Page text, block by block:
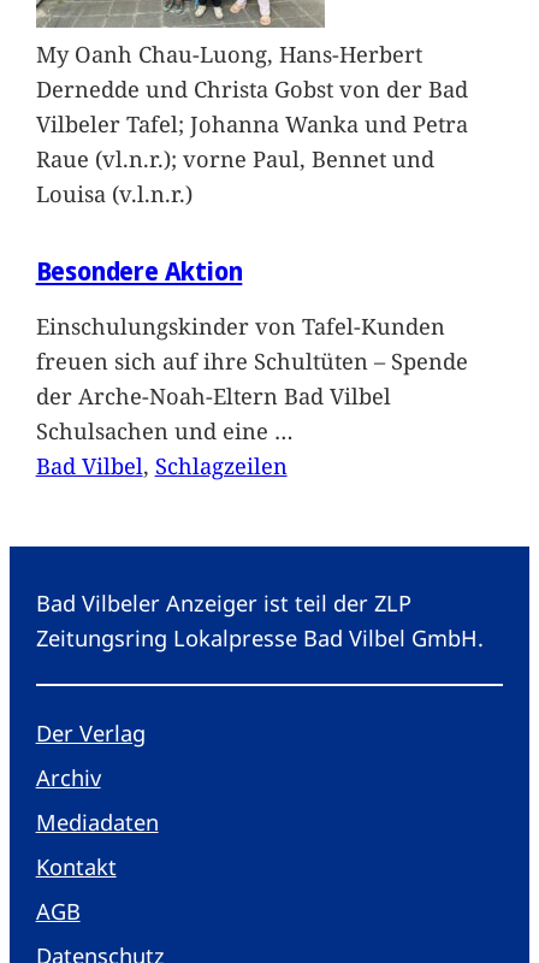
My Oanh Chau-Luong, Hans-Herbert
Dernedde und Christa Gobst von der Bad
Vilbeler Tafel; Johanna Wanka und Petra
Raue (vl.n.r.); vorne Paul, Bennet und
Louisa (v.l.n.r.)
Besondere Aktion
Einschulungskinder von Tafel-Kunden
freuen sich auf ihre Schultüten – Spende
der Arche-Noah-Eltern Bad Vilbel
Schulsachen und eine …
Bad Vilbel, Schlagzeilen
Bad Vilbeler Anzeiger ist teil der ZLP
Zeitungsring Lokalpresse Bad Vilbel GmbH.
Der Verlag
Archiv
Mediadaten
Kontakt
AGB
Datenschutz